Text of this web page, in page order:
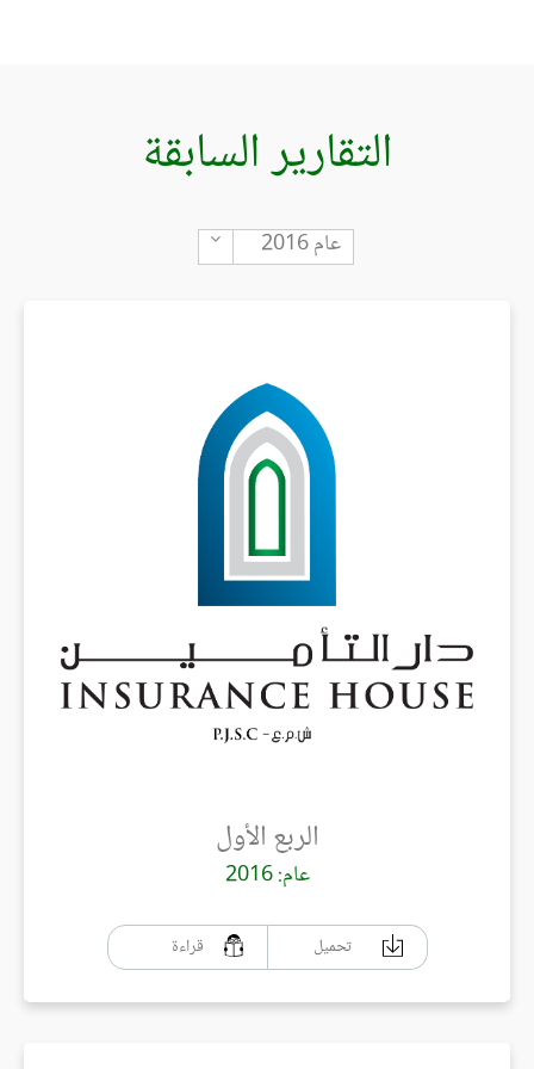
التقارير السابقة
عام 2016 Toggle Dropdown
الربع الأول
عام: 2016
تحميل قراءة